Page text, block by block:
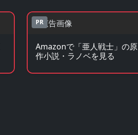
PR
Amazonで「亜人戦士」の原
作小説・ラノベを見る